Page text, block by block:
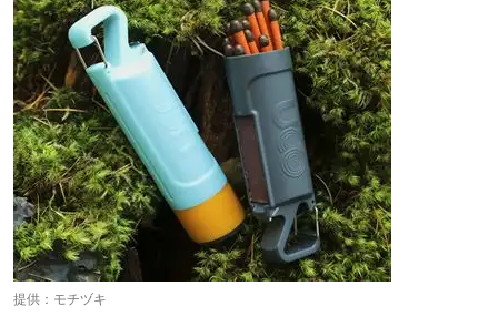
提供： モチヅキ